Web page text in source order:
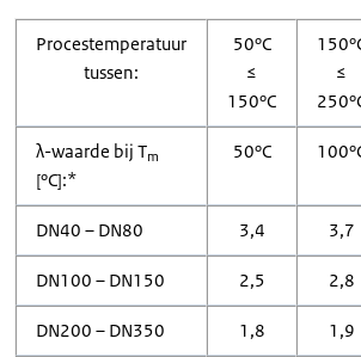
Procestemperatuur
tussen:
50ºC
≤
150ºC
≤
λ-waarde bij Tm
[ºC]:*
50ºC
DN40 – DN80 3,4 3,7
DN100 – DN150 2,5 2,8
DN200 – DN350 1,8 1,9